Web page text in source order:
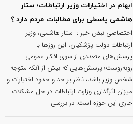
ابهام در اختیارات وزیر ارتباطات؛ ستار
هاشمی پاسخی برای مطالبات مردم دارد ؟
اختصاصی نبض خبر : ستار هاشمی، وزیر
ارتباطات دولت پزشکیان، این روزها با
پرسش‌های متعددی از سوی افکار عمومی
روبه‌روست؛ پرسش‌هایی که بیش از آنکه متوجه
شخص وزیر باشد، ناظر بر حد و حدود اختیارات و
میزان اثرگذاری وزارت ارتباطات در حل مشکلات
جاری این حوزه است. در بررسی